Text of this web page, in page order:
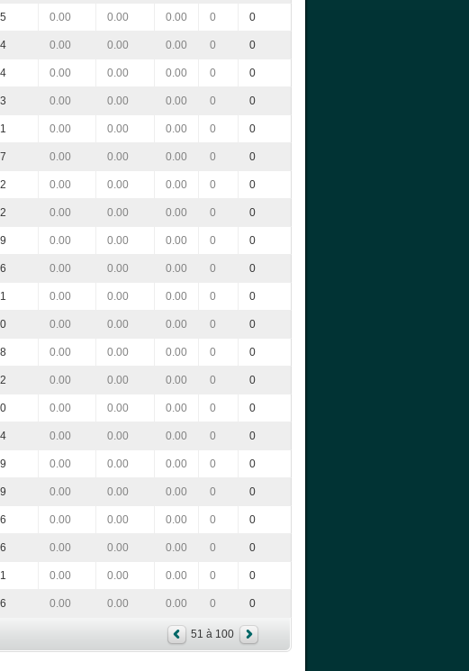
0.00 0.00 0.00 0 0
0.00 0.00 0.00 0 0
0.00 0.00 0.00 0 0
0.00 0.00 0.00 0 0
0.00 0.00 0.00 0 0
0.00 0.00 0.00 0 0
0.00 0.00 0.00 0 0
0.00 0.00 0.00 0 0
0.00 0.00 0.00 0 0
0.00 0.00 0.00 0 0
0.00 0.00 0.00 0 0
0.00 0.00 0.00 0 0
0.00 0.00 0.00 0 0
0.00 0.00 0.00 0 0
0.00 0.00 0.00 0 0
0.00 0.00 0.00 0 0
0.00 0.00 0.00 0 0
0.00 0.00 0.00 0 0
0.00 0.00 0.00 0 0
0.00 0.00 0.00 0 0
0.00 0.00 0.00 0 0
0.00 0.00 0.00 0 0
51 à 100